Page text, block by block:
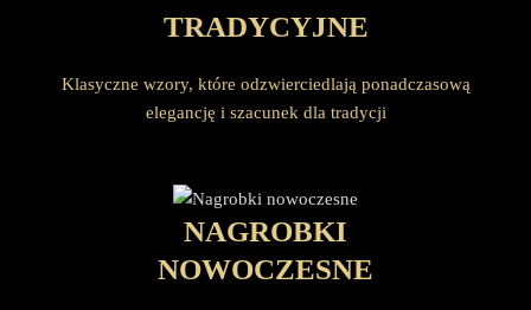
TRADYCYJNE
Klasyczne wzory, które odzwierciedlają ponadczasową
elegancję i szacunek dla tradycji
NAGROBKI
NOWOCZESNE